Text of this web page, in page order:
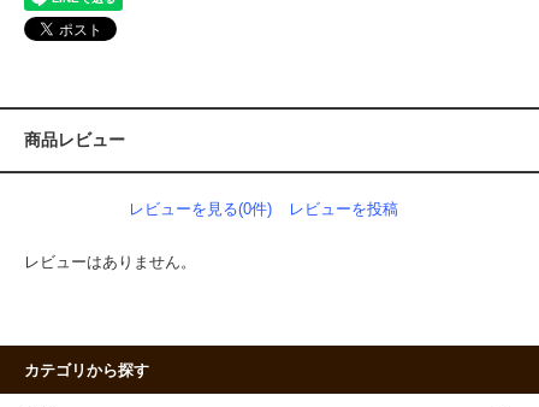
商品レビュー
レビューを見る(0件) レビューを投稿
レビューはありません。
カテゴリから探す